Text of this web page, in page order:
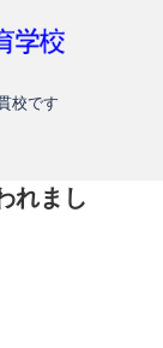
校です
れまし